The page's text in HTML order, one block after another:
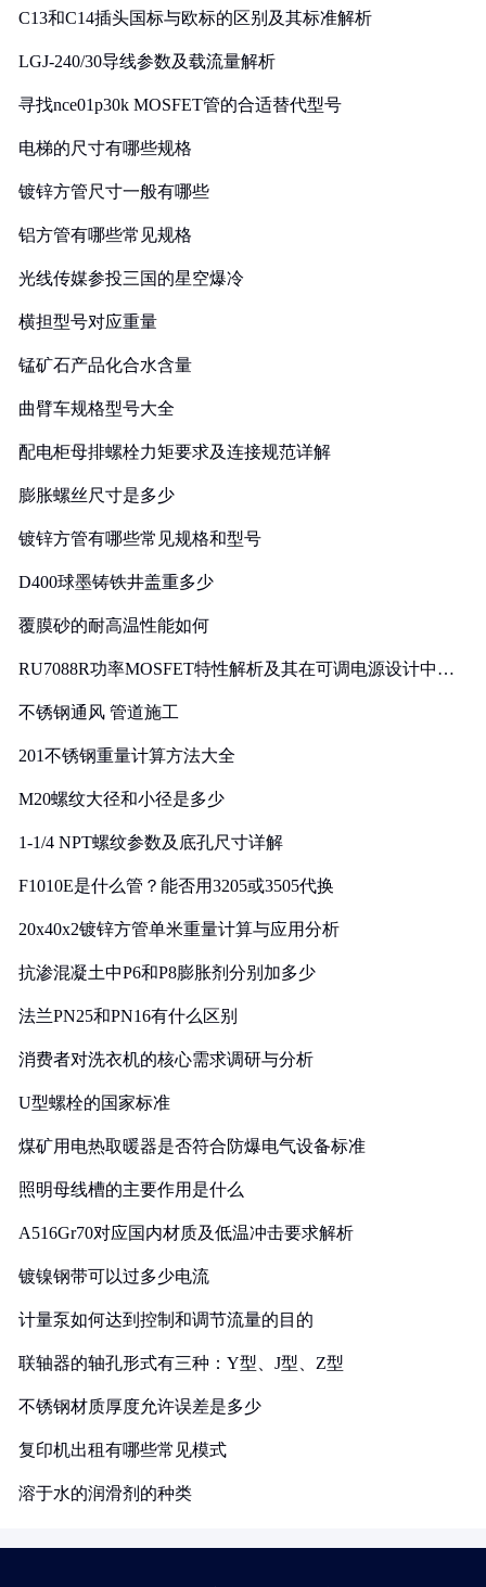
C13和C14插头国标与欧标的区别及其标准解析
LGJ-240/30导线参数及载流量解析
寻找nce01p30k MOSFET管的合适替代型号
电梯的尺寸有哪些规格
镀锌方管尺寸一般有哪些
铝方管有哪些常见规格
光线传媒参投三国的星空爆冷
横担型号对应重量
锰矿石产品化合水含量
曲臂车规格型号大全
配电柜母排螺栓力矩要求及连接规范详解
膨胀螺丝尺寸是多少
镀锌方管有哪些常见规格和型号
D400球墨铸铁井盖重多少
覆膜砂的耐高温性能如何
RU7088R功率MOSFET特性解析及其在可调电源设计中的
不锈钢通风 管道施工
201不锈钢重量计算方法大全
M20螺纹大径和小径是多少
1-1/4 NPT螺纹参数及底孔尺寸详解
F1010E是什么管？能否用3205或3505代换
20x40x2镀锌方管单米重量计算与应用分析
抗渗混凝土中P6和P8膨胀剂分别加多少
法兰PN25和PN16有什么区别
消费者对洗衣机的核心需求调研与分析
U型螺栓的国家标准
煤矿用电热取暖器是否符合防爆电气设备标准
照明母线槽的主要作用是什么
A516Gr70对应国内材质及低温冲击要求解析
镀镍钢带可以过多少电流
计量泵如何达到控制和调节流量的目的
联轴器的轴孔形式有三种：Y型、J型、Z型
不锈钢材质厚度允许误差是多少
复印机出租有哪些常见模式
溶于水的润滑剂的种类